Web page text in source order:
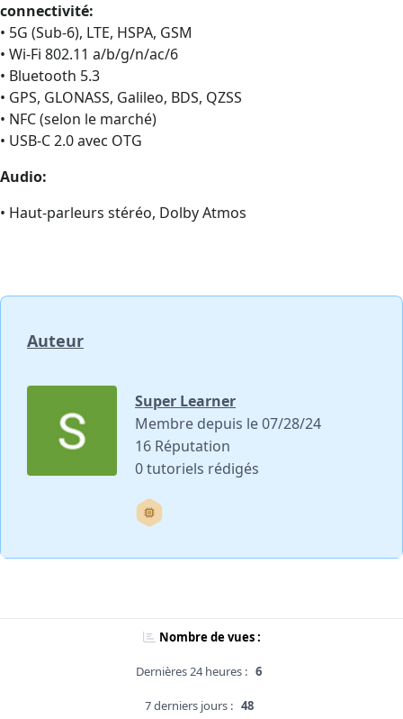
connectivité:
• 5G (Sub‑6), LTE, HSPA, GSM
• Wi‑Fi 802.11 a/b/g/n/ac/6
• Bluetooth 5.3
• GPS, GLONASS, Galileo, BDS, QZSS
• NFC (selon le marché)
• USB‑C 2.0 avec OTG
Audio:
• Haut-parleurs stéréo, Dolby Atmos
Auteur
Super Learner
Membre depuis le 07/28/24
16 Réputation
0 tutoriels rédigés
Nombre de vues :
Dernières 24 heures : 6
7 derniers jours : 48